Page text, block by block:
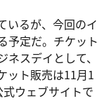
いるが、今回のイ
予定だ。チケット
スデイとして、
ット販売は11月1
ウェブサイトで